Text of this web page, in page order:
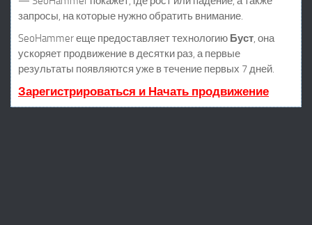
запросы, на которые нужно обратить внимание.
SeoHammer еще предоставляет технологию Буст, она
ускоряет продвижение в десятки раз, а первые
результаты появляются уже в течение первых 7 дней.
Зарегистрироваться и Начать продвижение